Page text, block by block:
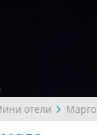
отели Марго